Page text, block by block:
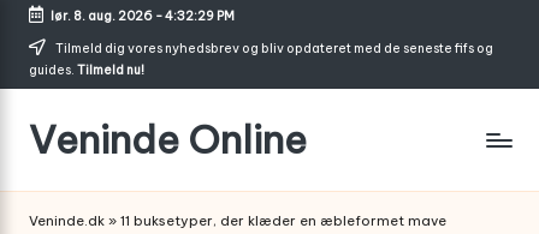
Skip
lør. 8. aug. 2026-4:32:30 PM
Tilmeld dig vores nyhedsbrev og bliv opdateret med de seneste fifs og
guides. Tilmeld nu!
Veninde Online
Veninde.dk » 11 buksetyper, der klæder en æbleformet mave